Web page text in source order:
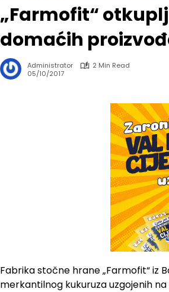
„Farmofit“
domaćih
Administrator
2 Min Read
05/10/2017
Fabrika stočne hrane „Farmofit“ iz
merkantilnog kukuruza uzgojenih